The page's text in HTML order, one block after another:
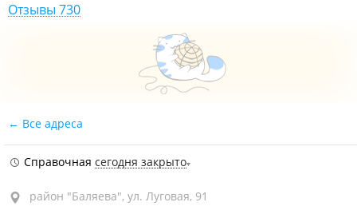
Отзывы 730
Все адреса
Справочная сегодня закрыто
район "Баляева", ул. Луговая, 91